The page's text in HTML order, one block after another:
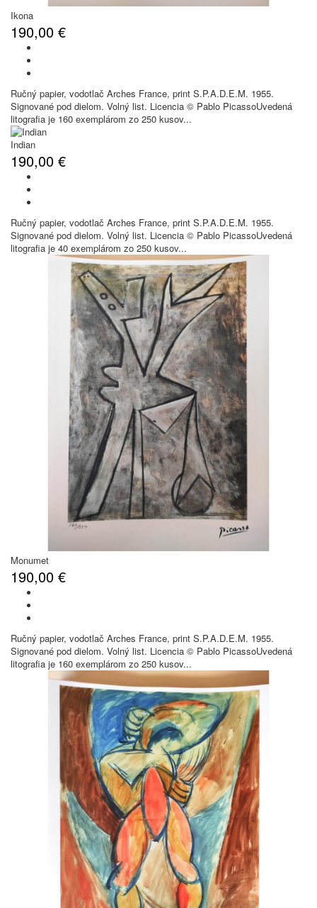
Ikona
190,00 €
Ručný papier, vodotlač Arches France, print S.P.A.D.E.M. 1955.
Signované pod dielom. Volný list. Licencia © Pablo PicassoUvedená
litografia je 160 exemplárom zo 250 kusov...
Indian
190,00 €
Ručný papier, vodotlač Arches France, print S.P.A.D.E.M. 1955.
Signované pod dielom. Volný list. Licencia © Pablo PicassoUvedená
litografia je 40 exemplárom zo 250 kusov...
Monumet
190,00 €
Ručný papier, vodotlač Arches France, print S.P.A.D.E.M. 1955.
Signované pod dielom. Volný list. Licencia © Pablo PicassoUvedená
litografia je 160 exemplárom zo 250 kusov...